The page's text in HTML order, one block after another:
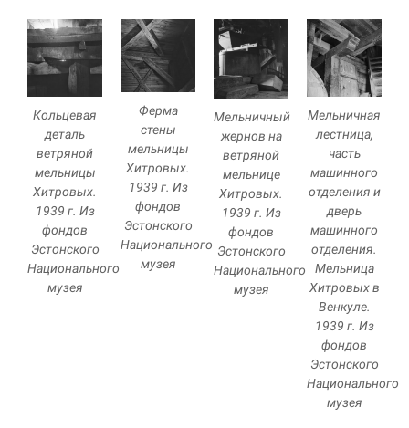
Кольцевая
деталь
ветряной
мельницы
Хитровых.
1939 г. Из
фондов
Эстонского
Национального
музея
Ферма
стены
мельницы
Хитровых.
1939 г. Из
фондов
Эстонского
Национального
музея
Мельничный
жернов на
ветряной
мельнице
Хитровых.
1939 г. Из
фондов
Эстонского
Национального
музея
Мельничная
лестница,
часть
машинного
отделения и
дверь
машинного
отделения.
Мельница
Хитровых в
Венкуле.
1939 г. Из
фондов
Эстонского
Национального
музея
нашего сайта во
время вашего
посещения, отказ от
использования этих
файлов cookie
приведет к
исчезновению
некоторых функций
сайта.
Маркетинг
Делясь своими
информацией о вашем
поведении во время
посещения нашего
сайта, вы повышаете
вероятность того, что
будете получать
персонализированный